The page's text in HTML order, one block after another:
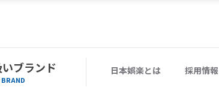
ブランド
BRAND
日本娯楽とは 採用情報